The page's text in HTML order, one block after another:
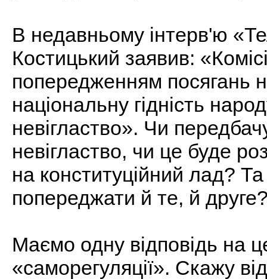
В недавньому інтерв'ю
Костицький заявив:
попередженням посягань
національну гідність
невігластво». Чи
невігластво, чи це буде
на конституційний лад?
попереджати й те, й
Маємо одну відповідь на
«саморегуляції». Скажу